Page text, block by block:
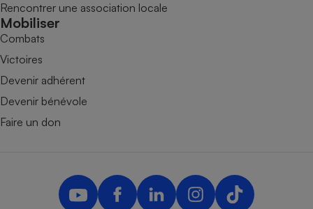
Rencontrer une association locale
Mobiliser
Combats
Victoires
Devenir adhérent
Devenir bénévole
Faire un don